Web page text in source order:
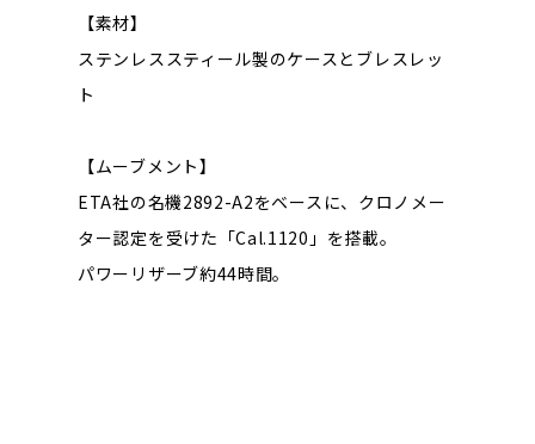
【素材】
ステンレススティール製のケースとブレスレッ
ト
【ムーブメント】
ETA社の名機2892-A2をベースに、クロノメー
ター認定を受けた「Cal.1120」を搭載。
パワーリザーブ約44時間。